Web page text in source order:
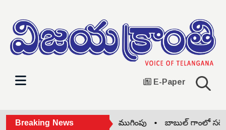
E-Paper
Breaking News
తల్లిపాల వారోత్సవాలు ఘనంగా ముగింపు • బాబుల్ గాంలో సర్వే